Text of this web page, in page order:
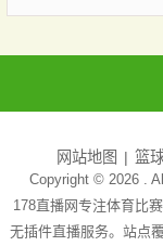
网站地图 篮
Copyright © 2026 .
178直播网专注体育比
无插件直播服务。站点